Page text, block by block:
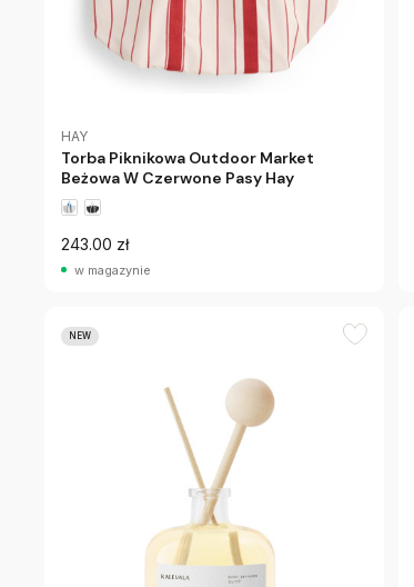
HAY
Torba Piknikowa Outdoor Market
Beżowa W Czerwone Pasy Hay
243.00 zł
w magazynie
NEW